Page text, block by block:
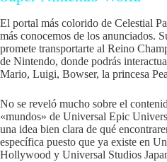
El portal más colorido de Celestial
más conocemos de los anunciados.
promete transportarte al Reino
de Nintendo, donde podrás
Mario, Luigi, Bowser, la princesa
No se reveló mucho sobre el
«mundos» de Universal Epic
una idea bien clara de qué
específica puesto que ya existe en
Hollywood y Universal Studios